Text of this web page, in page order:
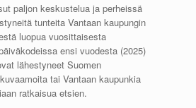
paljon keskustelua ja perheissä
tunteita Vantaan kaupungin
luopua vuosittaisesta
ensi vuodesta (2025)
lähestyneet Suomen
tai Vantaan kaupunkia
ratkaisua etsien.